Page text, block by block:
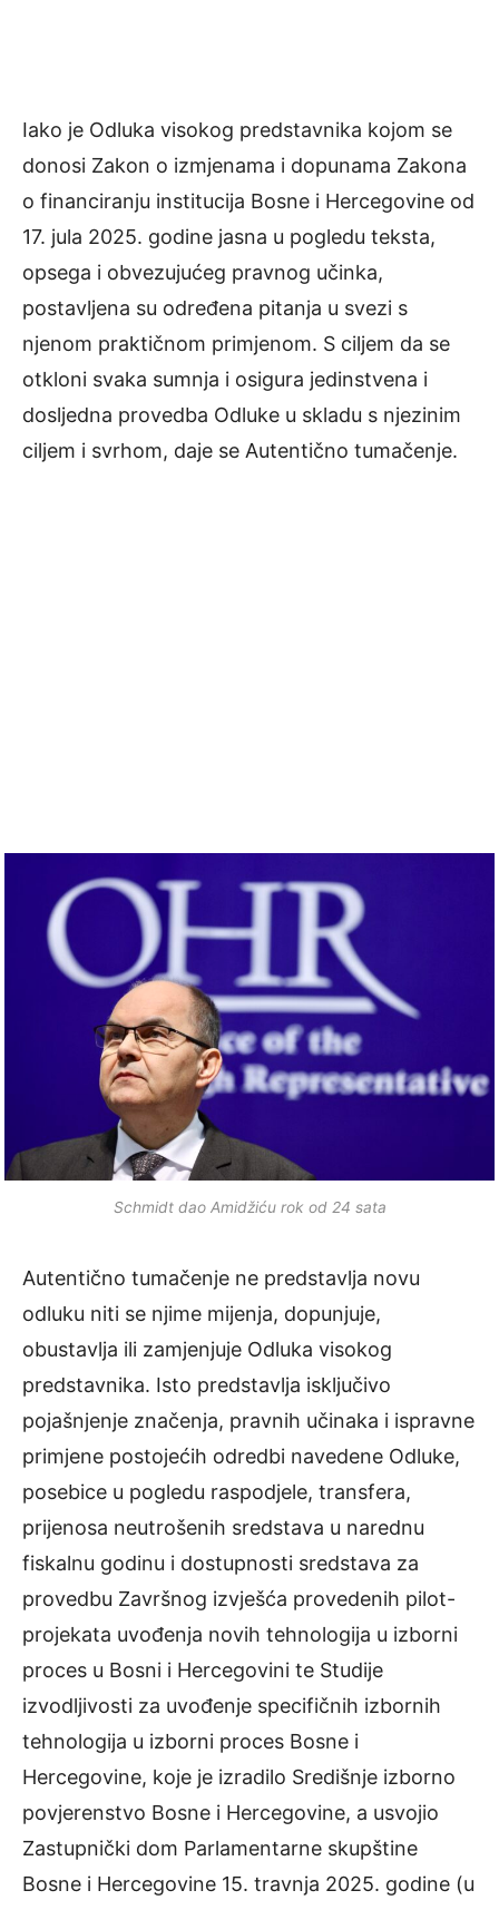
Iako je Odluka visokog predstavnika kojom se
donosi Zakon o izmjenama i dopunama Zakona
o financiranju institucija Bosne i Hercegovine od
17. jula 2025. godine jasna u pogledu teksta,
opsega i obvezujućeg pravnog učinka,
postavljena su određena pitanja u svezi s
njenom praktičnom primjenom. S ciljem da se
otkloni svaka sumnja i osigura jedinstvena i
dosljedna provedba Odluke u skladu s njezinim
ciljem i svrhom, daje se Autentično tumačenje.
Schmidt dao Amidžiću rok od 24 sata
Autentično tumačenje ne predstavlja novu
odluku niti se njime mijenja, dopunjuje,
obustavlja ili zamjenjuje Odluka visokog
predstavnika. Isto predstavlja isključivo
pojašnjenje značenja, pravnih učinaka i ispravne
primjene postojećih odredbi navedene Odluke,
posebice u pogledu raspodjele, transfera,
prijenosa neutrošenih sredstava u narednu
fiskalnu godinu i dostupnosti sredstava za
provedbu Završnog izvješća provedenih pilot-
projekata uvođenja novih tehnologija u izborni
proces u Bosni i Hercegovini te Studije
izvodljivosti za uvođenje specifičnih izbornih
tehnologija u izborni proces Bosne i
Hercegovine, koje je izradilo Središnje izborno
povjerenstvo Bosne i Hercegovine, a usvojio
Zastupnički dom Parlamentarne skupštine
Bosne i Hercegovine 15. travnja 2025. godine (u